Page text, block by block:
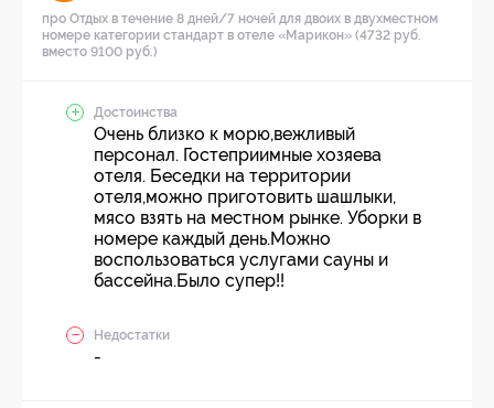
про Отдых в течение 8 дней/7 ночей для двоих в двухместном
номере категории стандарт в отеле «Марикон» (4732 руб.
вместо 9100 руб.)
Достоинства
Очень близко к морю,вежливый
персонал. Гостеприимные хозяева
отеля. Беседки на территории
отеля,можно приготовить шашлыки,
мясо взять на местном рынке. Уборки в
номере каждый день.Можно
воспользоваться услугами сауны и
бассейна.Было супер!!
Недостатки
-